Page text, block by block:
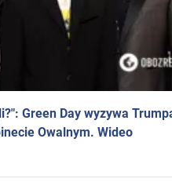
Green Day wyzywa
Owalnym. Wideo